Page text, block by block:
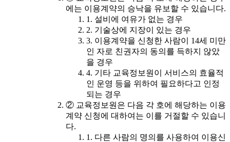
에는 이용계약의 승낙을 유보할 수 있습니다.
1. 설비에 여유가 없는 경우
2. 기술상에 지장이 있는 경우
3. 이용계약을 신청한 사람이 14세 미만
인 자로 친권자의 동의를 득하지 않았
을 경우
4. 기타 교육정보원이 서비스의 효율적
인 운영 등을 위하여 필요하다고 인정
되는 경우
② 교육정보원은 다음 각 호에 해당하는 이용
계약 신청에 대하여는 이를 거절할 수 있습니
다.
1. 다른 사람의 명의를 사용하여 이용신